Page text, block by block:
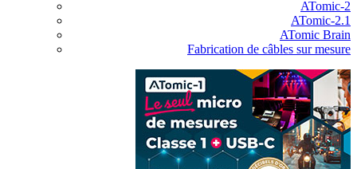
ATomic-2
ATomic-2.1
ATomic Brain
Fabrication de câbles sur mesure